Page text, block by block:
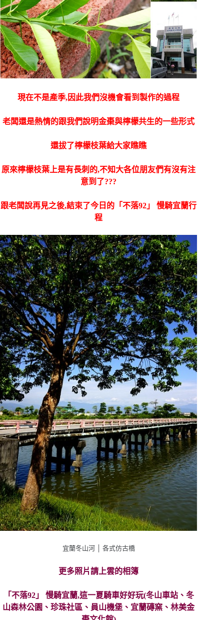
現在不是產季,因此我們沒機會看到製作的過程
老闆還是熱情的跟我們說明金棗與檸檬共生的一些形式
還拔了檸檬枝葉給大家瞧瞧
原來檸檬枝葉上是有長刺的,不知大各位朋友們有沒有注
意到了???
跟老闆說再見之後,結束了今日的「不落92」 慢騎宜蘭行
程
宜蘭冬山河 │ 各式仿古橋
更多照片請上雲的相簿
「不落92」 慢騎宜蘭,這一夏騎車好好玩(冬山車站、冬
山森林公園、珍珠社區、員山機堡、宜蘭磚窯、林美金